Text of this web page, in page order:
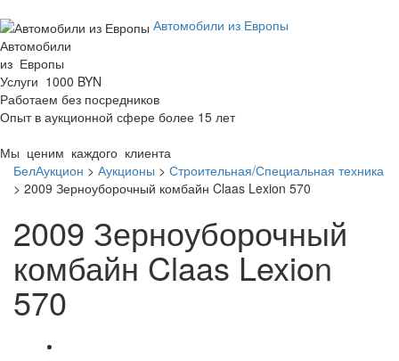
Автомобили из Европы
Автомобили
из Европы
Услуги 1000 BYN
Работаем без посредников
Опыт в аукционной сфере более 15 лет
Мы ценим каждого клиента
БелАукцион > Аукционы > Строительная/Специальная техника
> 2009 Зерноуборочный комбайн Claas Lexion 570
2009 Зерноуборочный
комбайн Claas Lexion
570